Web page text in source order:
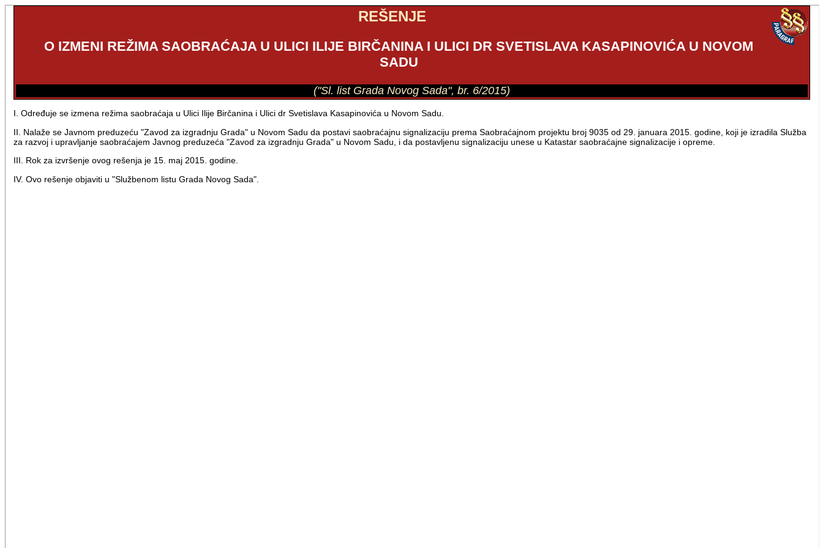
REŠENJE
O IZMENI REŽIMA SAOBRAĆAJA U ULICI ILIJE BIRČANINA I ULICI DR SVETISLAVA KASAPINOVIĆA U NOVOM
SADU
("Sl. list Grada Novog Sada", br. 6/2015)
I. Određuje se izmena režima saobraćaja u Ulici Ilije Birčanina i Ulici dr Svetislava Kasapinovića u Novom Sadu.
II. Nalaže se Javnom preduzeću "Zavod za izgradnju Grada" u Novom Sadu da postavi saobraćajnu signalizaciju prema Saobraćajnom projektu broj 9035 od 29. januara 2015. godine, koji je izradila Služba
za razvoj i upravljanje saobraćajem Javnog preduzeća "Zavod za izgradnju Grada" u Novom Sadu, i da postavljenu signalizaciju unese u Katastar saobraćajne signalizacije i opreme.
III. Rok za izvršenje ovog rešenja je 15. maj 2015. godine.
IV. Ovo rešenje objaviti u "Službenom listu Grada Novog Sada".